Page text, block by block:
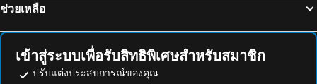
ช่วยเหลือ
เข้าสู่ระบบเพื่อรับสิทธิพิเศษสำหรับสมาชิก
ปรับแต่งประสบการณ์ของคุณ